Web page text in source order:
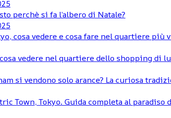
perchè si fa l’albero di Natale?
cosa vedere e cosa fare nel quartiere più
vedere nel quartiere dello shopping di
si vendono solo arance? La curiosa
Town, Tokyo. Guida completa al